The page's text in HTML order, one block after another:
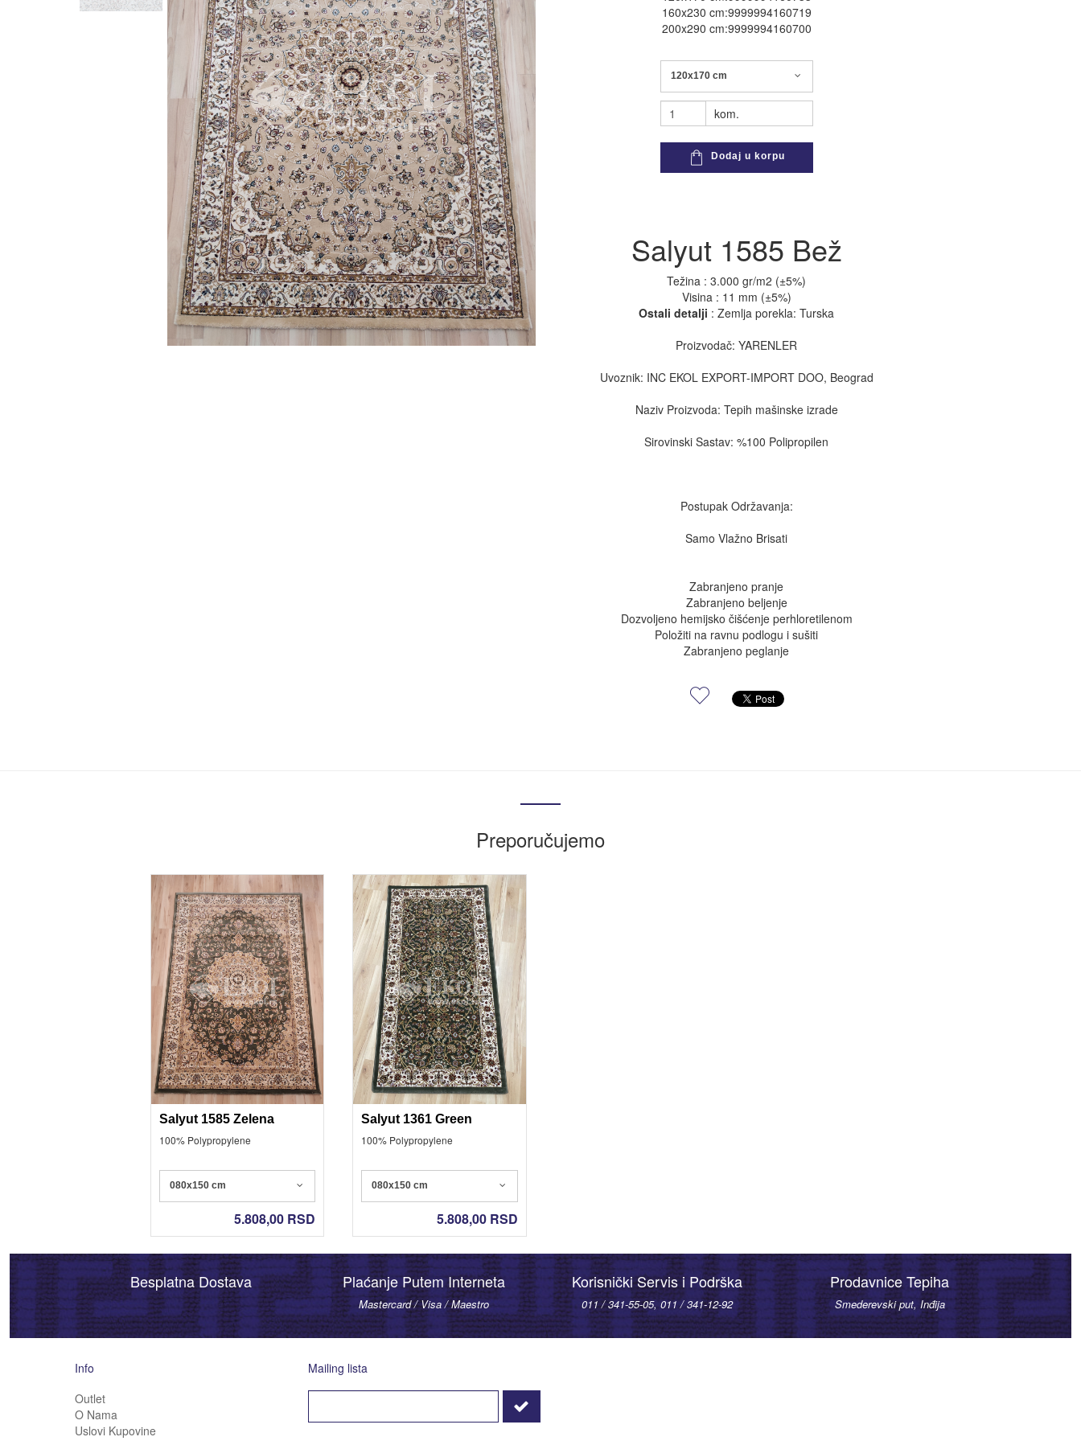
pogledaj sve
pogledaj sve
160x230 cm:9999994160719
200x290 cm:9999994160700
120x170 cm
kom.
Dodaj u korpu
Salyut 1585 Bež
Težina : 3.000 gr/m2 (±5%)
Visina : 11 mm (±5%)
Ostali detalji : Zemlja porekla: Turska
Proizvodač: YARENLER
Uvoznik: INC EKOL EXPORT-IMPORT DOO, Beograd
Naziv Proizvoda: Tepih mašinske izrade
Sirovinski Sastav: %100 Polipropilen
Postupak Održavanja:
Samo Vlažno Brisati
Zabranjeno pranje
Zabranjeno beljenje
Dozvoljeno hemijsko čišćenje perhloretilenom
Položiti na ravnu podlogu i sušiti
Zabranjeno peglanje
Preporučujemo
Salyut 1585 Zelena
100% Polypropylene
080x150 cm
5.808,00 RSD
Salyut 1361 Green
100% Polypropylene
080x150 cm
5.808,00RSD
Besplatna Dostava Plaćanje Putem Interneta
Mastercard / Visa / Maestro
Korisnički Servis i Podrška
011 / 341-55-05, 011 / 341-12-92
Prodavnice Tepiha
Smederevski put, Inđija
Info
Outlet
O Nama
Uslovi Kupovine
Mailing lista